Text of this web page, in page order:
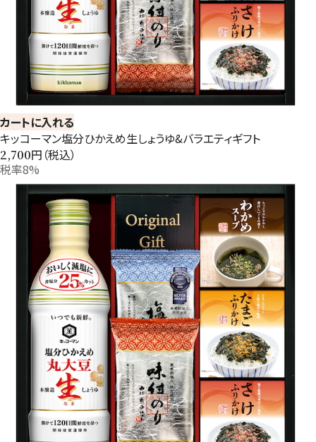
カートに入れる
キッコーマン塩分ひかえめ生しょうゆ&バラエティギフト
2,700円（税込）
税率8%